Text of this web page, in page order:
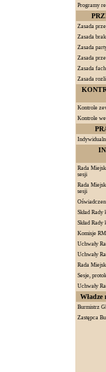
Programy
Zasada
Zasada
Zasada
Zasada
Zasada
Zasada
Kontrole
Kontrole
Rada
sesji
Rada
sesji
Skład Rady
Skład Rady
Komisje
Uchwały
Uchwały
Rada
Sesje,
Uchwały
Władze
Burmistrz
Zastępca